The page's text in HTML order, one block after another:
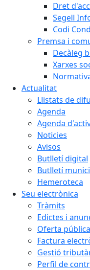
Dret
Segell
Codi
Premsa i
Decàleg
Xarxes
Actualitat
Llistats de
Agenda
Agenda
Noticies
Avisos
Butlletí digital
Butlletí
Hemeroteca
Seu electrònica
Tràmits
Edictes i
Oferta
Factura
Gestió
Perfil de